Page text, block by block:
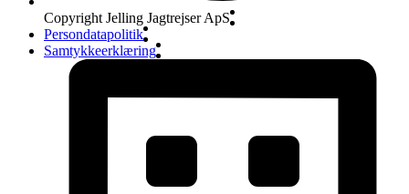
Copyright Jelling Jagtrejser ApS
Persondatapolitik
Samtykkeerklæring